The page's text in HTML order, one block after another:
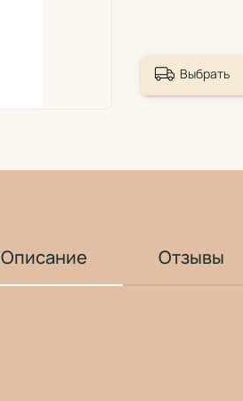
Выбрать
Описание Отзывы